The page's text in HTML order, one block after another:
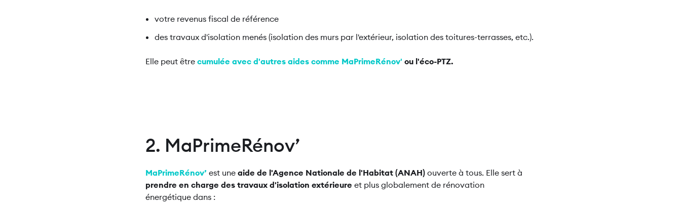
votre revenus fiscal de référence
des travaux d'isolation menés (isolation des murs par l'extérieur, isolation des toitures-terrasses, etc.).
Elle peut être cumulée avec d'autres aides comme MaPrimeRénov' ou l'éco-PTZ.
2. MaPrimeRénov’
MaPrimeRénov’ est une aide de l'Agence Nationale de l'Habitat (ANAH) ouverte à tous. Elle sert à
prendre en charge des travaux d'isolation extérieure et plus globalement de rénovation
énergétique dans :